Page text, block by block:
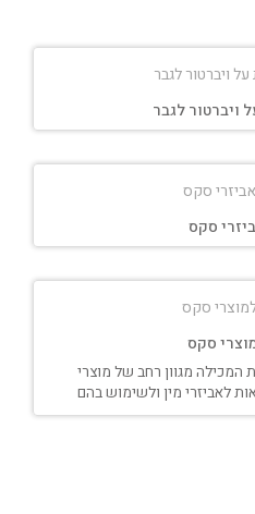
ויברטור לגבר
סקס
סקס
המכילה מגוון רחב של מוצרי
לאביזרי מין ולשימוש בהם